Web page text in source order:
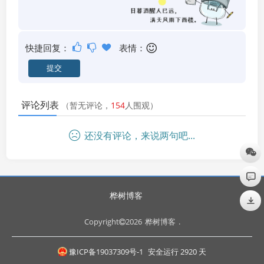
快捷回复： 表情：
评论列表 （暂无评论， 154人围观）
还没有评论，来说两句吧...
桦树博客
Copyright 2026 桦树博客 .
豫ICP备19037309号-1 安全运行 2920 天